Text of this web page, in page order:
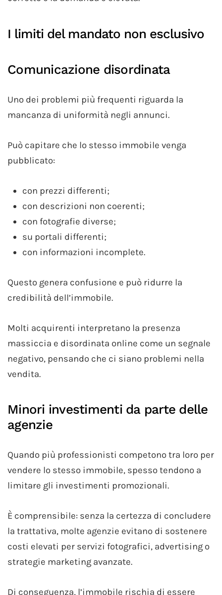
I limiti del mandato non esclusivo
Comunicazione disordinata
Uno dei problemi più frequenti riguarda la
mancanza di uniformità negli annunci.
Può capitare che lo stesso immobile venga
pubblicato:
con prezzi differenti;
con descrizioni non coerenti;
con fotografie diverse;
su portali differenti;
con informazioni incomplete.
Questo genera confusione e può ridurre la
credibilità dell’immobile.
Molti acquirenti interpretano la presenza
massiccia e disordinata online come un segnale
negativo, pensando che ci siano problemi nella
vendita.
Minori investimenti da parte delle
agenzie
Quando più professionisti competono tra loro per
vendere lo stesso immobile, spesso tendono a
limitare gli investimenti promozionali.
È comprensibile: senza la certezza di concludere
la trattativa, molte agenzie evitano di sostenere
costi elevati per servizi fotografici, advertising o
strategie marketing avanzate.
Di conseguenza, l’immobile rischia di essere